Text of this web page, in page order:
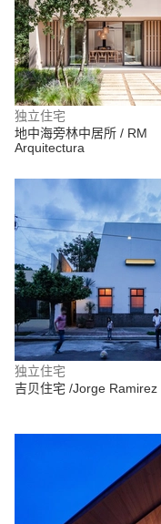
独立住宅
地中海旁林中居所 / RM
Arquitectura
独立住宅
吉贝住宅 /Jorge Ramirez